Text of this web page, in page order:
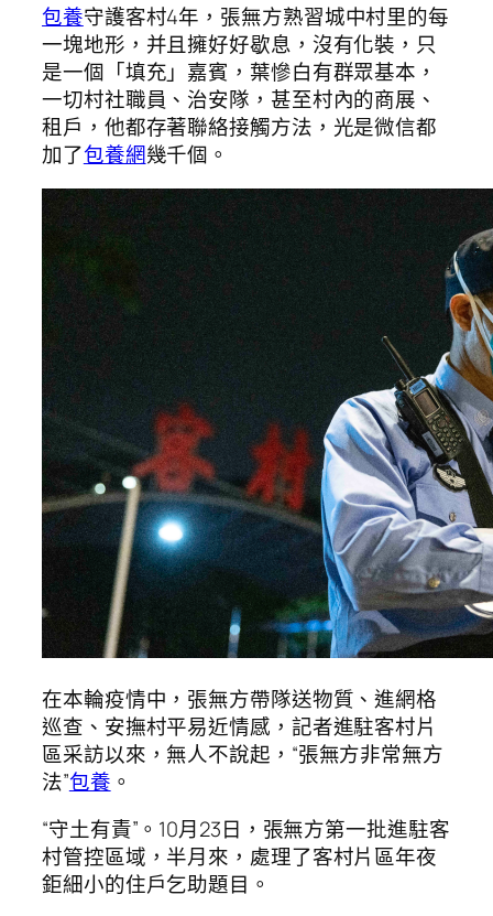
包養守護客村4年，張無方熟習城中村里的每
一塊地形，并且擁好好歇息，沒有化裝，只
是一個「填充」嘉賓，葉慘白有群眾基本，
一切村社職員、治安隊，甚至村內的商展、
租戶，他都存著聯絡接觸方法，光是微信都
加了包養網幾千個。
在本輪疫情中，張無方帶隊送物質、進網格
巡查、安撫村平易近情感，記者進駐客村片
區采訪以來，無人不說起，“張無方非常無方
法”包養 。
“守土有責”。10月23日，張無方第一批進駐客
村管控區域，半月來，處理了客村片區年夜
鉅細小的住戶乞助題目。